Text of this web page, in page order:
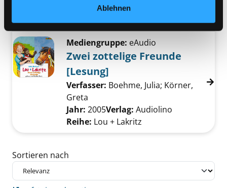
Ablehnen
2009Verlag:
Mediengruppe: eAudio
Zwei zottelige Freunde
[Lesung]
Verfasser: Boehme, Julia; Körner,
Greta
Jahr: 2005Verlag: Audiolino
Reihe: Lou + Lakritz
Zu den Suchfiltern springen
Sortieren nach